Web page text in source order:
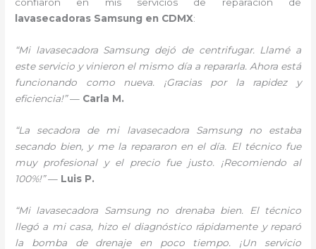
lavasecadoras Samsung en CDMX:
“Mi lavasecadora Samsung dejó de centrifugar. Llamé a
este servicio y vinieron el mismo día a repararla. Ahora está
funcionando como nueva. ¡Gracias por la rapidez y
eficiencia!”— Carla M.
“La secadora de mi lavasecadora Samsung no estaba
secando bien, y me la repararon en el día. El técnico fue
muy profesional y el precio fue justo. ¡Recomiendo al
100%!”— Luis P.
“Mi lavasecadora Samsung no drenaba bien. El técnico
llegó a mi casa, hizo el diagnóstico rápidamente y reparó
la bomba de drenaje en poco tiempo. ¡Un servicio